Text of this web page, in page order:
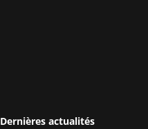
Dernières actualités